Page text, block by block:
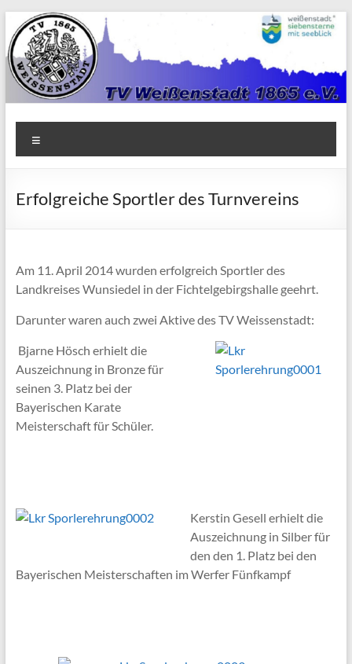
Zum
Inhalt
springen
TV
1865
Weißenstadt
e.V.
Erfolgreiche Sportler des Turnvereins
Am 11. April 2014 wurden erfolgreich Sportler des
Landkreises Wunsiedel in der Fichtelgebirgshalle geehrt.
Darunter waren auch zwei Aktive des TV Weissenstadt:
Bjarne Hösch erhielt die
Auszeichnung in Bronze für
seinen 3. Platz bei der
Bayerischen Karate
Meisterschaft für Schüler.
Kerstin Gesell erhielt die
Auszeichnung in Silber für
den den 1. Platz bei den
Bayerischen Meisterschaften im Werfer Fünfkampf